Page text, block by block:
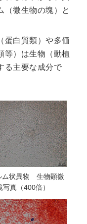
（微生物の塊）と
蛋白質類）や多価
等）は生物（動植
る主要な成分で
ム状異物 生物顕微
写真（400倍）